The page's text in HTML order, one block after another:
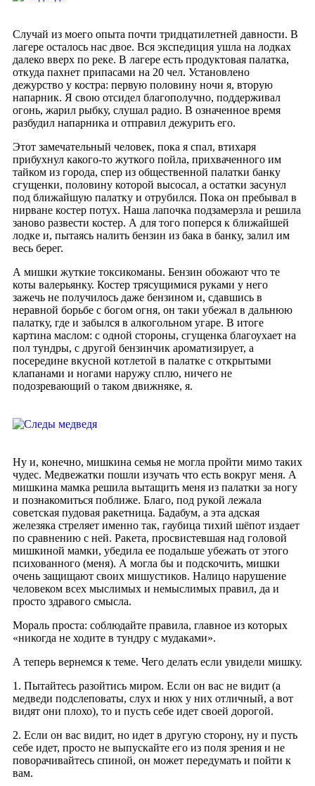
Случай из моего опыта почти тридцатилетней давности. В
лагере осталось нас двое. Вся экспедиция ушла на лодках
далеко вверх по реке. В лагере есть продуктовая палатка,
откуда пахнет припасами на 20 чел. Установлено
дежурство у костра: первую половину ночи я, вторую
напарник. Я свою отсидел благополучно, поддерживал
огонь, жарил рыбку, слушал радио. В означенное время
разбудил напарника и отправил дежурить его.
Этот замечательный человек, пока я спал, втихаря
прибухнул какого-то жуткого пойла, прихваченного им
тайком из города, спер из общественной палатки банку
сгущенки, половину которой высосал, а остатки засунул
под ближайшую палатку и отрубился. Пока он пребывал в
нирване костер потух. Наша лапочка подзамерзла и решила
заново развести костер. А для того поперся к ближайшей
лодке и, пытаясь налить бензин из бака в банку, залил им
весь берег.
А мишки жуткие токсикоманы. Бензин обожают что те
коты валерьянку. Костер трясущимися руками у него
зажечь не получилось даже бензином и, сдавшись в
неравной борьбе с богом огня, он таки убежал в дальнюю
палатку, где и забылся в алкогольном угаре. В итоге
картина маслом: с одной стороны, сгущенка благоухает на
пол тундры, с другой бензинчик ароматизирует, а
посередине вкусной котлетой в палатке с открытыми
клапанами и ногами наружу сплю, ничего не
подозревающий о таком движняке, я.
Ну и, конечно, мишкина семья не могла пройти мимо таких
чудес. Медвежатки пошли изучать что есть вокруг меня. А
мишкина мамка решила вытащить меня из палатки за ногу
и познакомиться поближе. Благо, под рукой лежала
советская пудовая ракетница. Бадабум, а эта адская
железяка стреляет именно так, гаубица тихий шёпот издает
по сравнению с ней. Ракета, просвистевшая над головой
мишкиной мамки, убедила ее подальше убежать от этого
психованного (меня). А могла бы и подскочить, мишки
очень защищают своих мишустиков. Налицо нарушение
человеком всех мыслимых и немыслимых правил, да и
просто здравого смысла.
Мораль проста: соблюдайте правила, главное из которых
«никогда не ходите в тундру с мудаками».
А теперь вернемся к теме. Чего делать если увидели мишку.
1. Пытайтесь разойтись миром. Если он вас не видит (а
медведи подслеповаты, слух и нюх у них отличный, а вот
видят они плохо), то и пусть себе идет своей дорогой.
2. Если он вас видит, но идет в другую сторону, ну и пусть
себе идет, просто не выпускайте его из поля зрения и не
поворачивайтесь спиной, он может передумать и пойти к
вам.